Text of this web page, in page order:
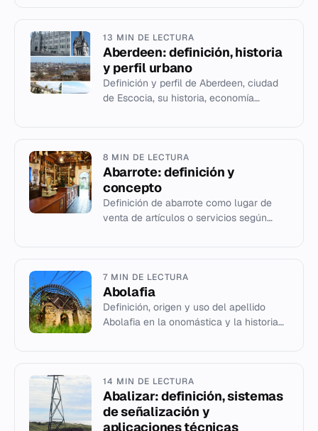
13 MIN DE LECTURA
Aberdeen: definición, historia
y perfil urbano
Definición y perfil de Aberdeen, ciudad
de Escocia, su historia, economía
8 MIN DE LECTURA
Abarrote: definición y
concepto
Definición de abarrote como lugar de
venta de artículos o servicios según
7 MIN DE LECTURA
Abolafia
Definición, origen y uso del apellido
Abolafia en la onomástica y la historia
14 MIN DE LECTURA
Abalizar: definición, sistemas
de señalización y
aplicaciones técnicas